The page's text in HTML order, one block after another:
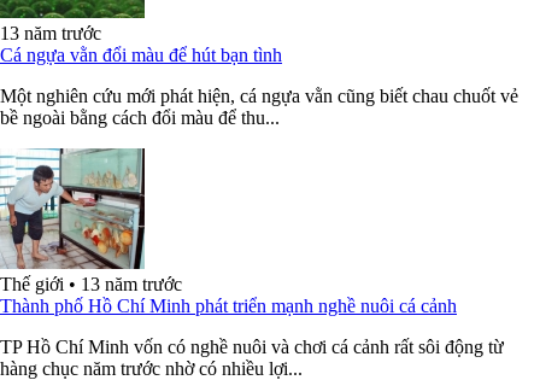
13 năm trước
Cá ngựa vằn đổi màu để hút bạn tình
Một nghiên cứu mới phát hiện, cá ngựa vằn cũng biết chau chuốt vẻ
bề ngoài bằng cách đổi màu để thu...
Thế giới • 13 năm trước
Thành phố Hồ Chí Minh phát triển mạnh nghề nuôi cá cảnh
TP Hồ Chí Minh vốn có nghề nuôi và chơi cá cảnh rất sôi động từ
hàng chục năm trước nhờ có nhiều lợi...